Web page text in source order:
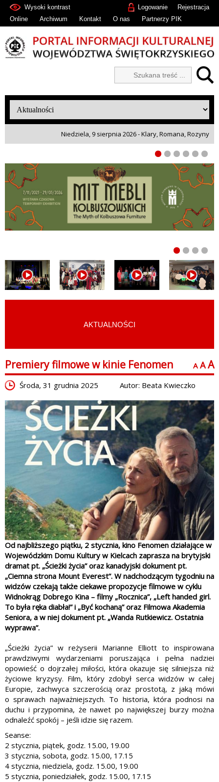
Rejestracja
Logowanie
Wysoki kontrast
Online
Archiwum Kontakt O nas Partnerzy PIK
Niedziela, 9 sierpnia 2026 - Klary, Romana, Rozyny
AKTUALNOŚCI
Premiery filmowe w kinie Fenomen A A A
Środa, 31 grudnia 2025 Autor: Beata Kwieczko
Od najbliższego piątku, 2 stycznia, kino Fenomen działające w
Wojewódzkim Domu Kultury w Kielcach zaprasza na brytyjski
dramat pt. „Ścieżki życia” oraz kanadyjski dokument pt.
„Ciemna strona Mount Everest”. W nadchodzącym tygodniu na
widzów czekają także ciekawe propozycje filmowe w cyklu
Widnokrąg Dobrego Kina – filmy „Rocznica”, „Left handed girl.
To była ręka diabła!” i „Być kochaną” oraz Filmowa Akademia
Seniora, a w niej dokument pt. „Wanda Rutkiewicz. Ostatnia
wyprawa”.
„Ścieżki życia” w reżyserii Marianne Elliott to inspirowana
prawdziwymi wydarzeniami poruszająca i pełna nadziei
opowieść o dojrzałej miłości, która okazuje się silniejsza niż
życiowe kryzysy. Film, który zdobył serca widzów w całej
Europie, zachwyca szczerością oraz prostotą, z jaką mówi
o sprawach najważniejszych. To historia, która podnosi na
duchu i przypomina, że nawet po największej burzy można
odnaleźć spokój – jeśli idzie się razem.
Seanse:
2 stycznia, piątek, godz. 15.00, 19.00
3 stycznia, sobota, godz. 15.00, 17.15
4 stycznia, niedziela, godz. 15.00, 19.00
5 stycznia, poniedziałek, godz. 15.00, 17.15